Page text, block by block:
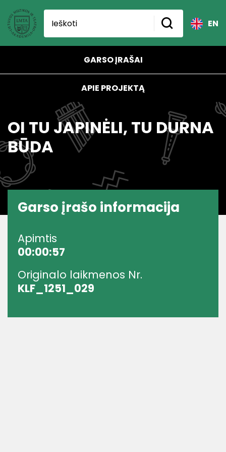
EN
GARSO ĮRAŠAI
APIE PROJEKTĄ
OI TU JAPINĖLI, TU DURNA
BŪDA
Garso įrašo informacija
Apimtis
00:00:57
Originalo laikmenos Nr.
KLF_1251_029